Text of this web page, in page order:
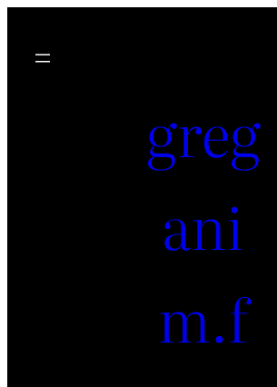
greg
ani
m.f